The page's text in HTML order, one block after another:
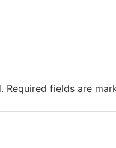
Required fields are